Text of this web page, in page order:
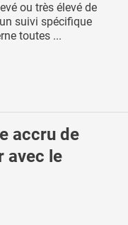
ou très élevé de
suivi spécifique
toutes ...
accru de
avec le